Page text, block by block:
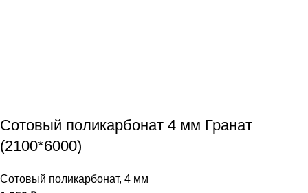
Сотовый поликарбонат 4 мм Гранат
(2100*6000)
Сотовый поликарбонат, 4 мм